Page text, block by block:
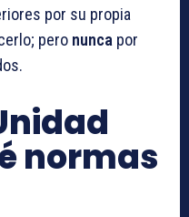
por su propia
pero nunca por
normas